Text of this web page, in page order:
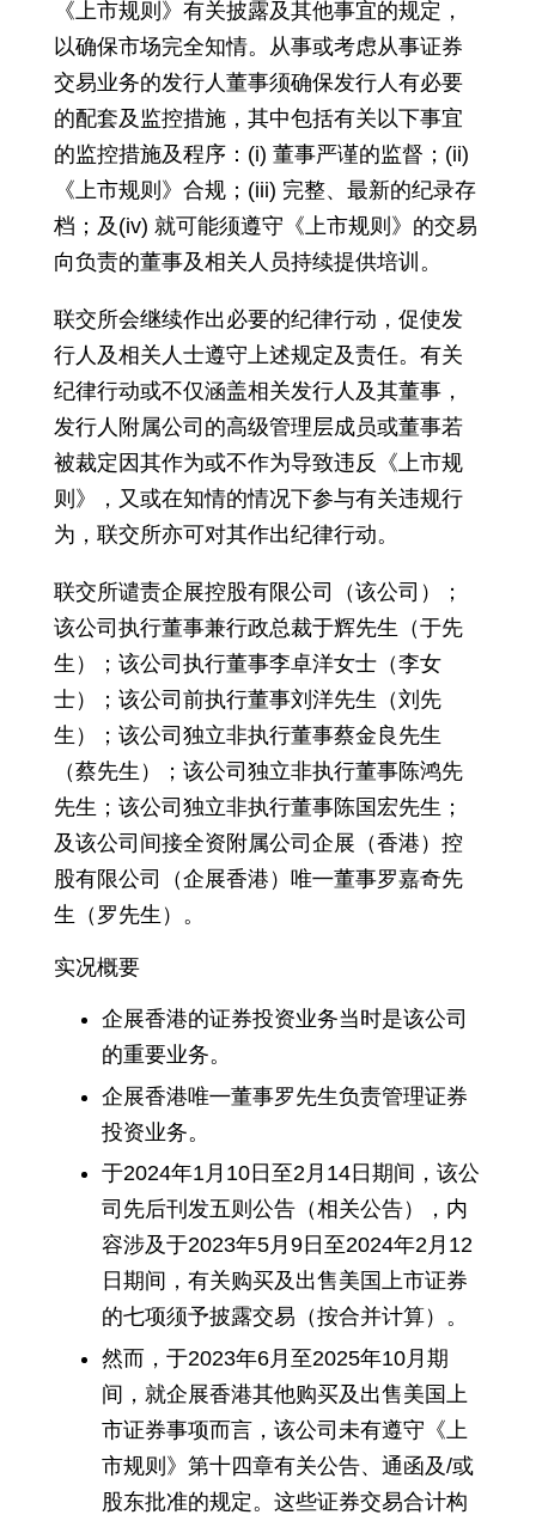
《上市规则》有关披露及其他事宜的规定，
以确保市场完全知情。从事或考虑从事证券
交易业务的发行人董事须确保发行人有必要
的配套及监控措施，其中包括有关以下事宜
的监控措施及程序：(i) 董事严谨的监督；(ii)
《上市规则》合规；(iii) 完整、最新的纪录存
档；及(iv) 就可能须遵守《上市规则》的交易
向负责的董事及相关人员持续提供培训。
联交所会继续作出必要的纪律行动，促使发
行人及相关人士遵守上述规定及责任。有关
纪律行动或不仅涵盖相关发行人及其董事，
发行人附属公司的高级管理层成员或董事若
被裁定因其作为或不作为导致违反《上市规
则》，又或在知情的情况下参与有关违规行
为，联交所亦可对其作出纪律行动。
联交所谴责企展控股有限公司（该公司）；
该公司执行董事兼行政总裁于辉先生（于先
生）；该公司执行董事李卓洋女士（李女
士）；该公司前执行董事刘洋先生（刘先
生）；该公司独立非执行董事蔡金良先生
（蔡先生）；该公司独立非执行董事陈鸿先
先生；该公司独立非执行董事陈国宏先生；
及该公司间接全资附属公司企展（香港）控
股有限公司（企展香港）唯㇐董事罗嘉奇先
生（罗先生）。
实况概要
企展香港的证券投资业务当时是该公司
的重要业务。
企展香港唯㇐董事罗先生负责管理证券
投资业务。
于2024年1月10日至2月14日期间，该公
司先后刊发五则公告（相关公告），内
容涉及于2023年5月9日至2024年2月12
日期间，有关购买及出售美国上市证券
的七项须予披露交易（按合并计算）。
然而，于2023年6月至2025年10月期
间，就企展香港其他购买及出售美国上
市证券事项而言，该公司未有遵守《上
市规则》第十四章有关公告、通函及/或
股东批准的规定。这些证券交易合计构